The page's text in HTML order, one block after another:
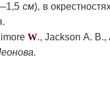
см), в
W., Jackson А. В.,